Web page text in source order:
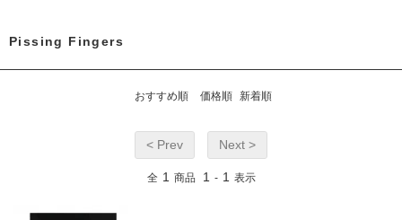
Pissing Fingers
おすすめ順 価格順 新着順
< Prev Next >
全 1 商品 1 - 1 表示